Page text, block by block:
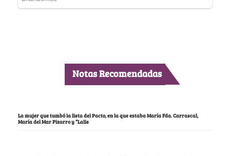
Notas Recomendadas
La mujer que tumbó la lista del Pacto, en la que estaba María Fda. Carrascal,
María del Mar Pizarro y “Lalis